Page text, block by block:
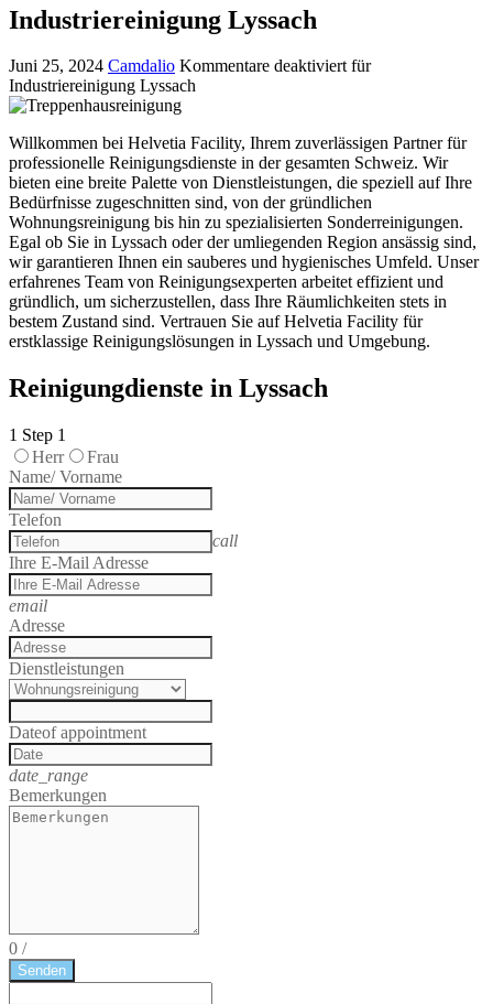
Industriereinigung Lyssach
Juni 25, 2024 Camdalio Kommentare deaktiviertfür
Industriereinigung Lyssach
Willkommen bei Helvetia Facility, Ihrem zuverlässigen Partner für
professionelle Reinigungsdienste in der gesamten Schweiz. Wir
bieten eine breite Palette von Dienstleistungen, die speziell auf Ihre
Bedürfnisse zugeschnitten sind, von der gründlichen
Wohnungsreinigung bis hin zu spezialisierten Sonderreinigungen.
Egal ob Sie in Lyssach oder der umliegenden Region ansässig sind,
wir garantieren Ihnen ein sauberes und hygienisches Umfeld. Unser
erfahrenes Team von Reinigungsexperten arbeitet effizient und
gründlich, um sicherzustellen, dass Ihre Räumlichkeiten stets in
bestem Zustand sind. Vertrauen Sie auf Helvetia Facility für
erstklassige Reinigungslösungen in Lyssach und Umgebung.
Reinigungdienste in Lyssach
1 Step 1
Herr
Frau
Name/ Vorname
Telefon
call
Ihre E-Mail Adresse
email
Adresse
Dienstleistungen
Dateof appointment
date_range
Bemerkungen
0 /
Senden